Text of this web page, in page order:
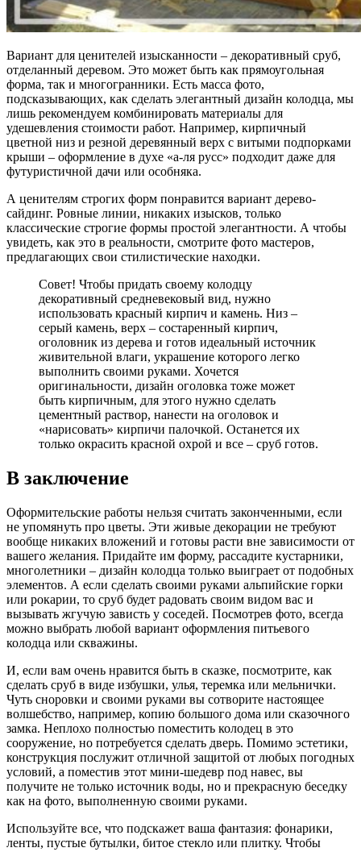
Вариант для ценителей изысканности – декоративный сруб,
отделанный деревом. Это может быть как прямоугольная
форма, так и многогранники. Есть масса фото,
подсказывающих, как сделать элегантный дизайн колодца, мы
лишь рекомендуем комбинировать материалы для
удешевления стоимости работ. Например, кирпичный
цветной низ и резной деревянный верх с витыми подпорками
крыши – оформление в духе «а-ля русс» подходит даже для
футуристичной дачи или особняка.
А ценителям строгих форм понравится вариант дерево-
сайдинг. Ровные линии, никаких изысков, только
классические строгие формы простой элегантности. А чтобы
увидеть, как это в реальности, смотрите фото мастеров,
предлагающих свои стилистические находки.
Совет! Чтобы придать своему колодцу
декоративный средневековый вид, нужно
использовать красный кирпич и камень. Низ –
серый камень, верх – состаренный кирпич,
оголовник из дерева и готов идеальный источник
живительной влаги, украшение которого легко
выполнить своими руками. Хочется
оригинальности, дизайн оголовка тоже может
быть кирпичным, для этого нужно сделать
цементный раствор, нанести на оголовок и
«нарисовать» кирпичи палочкой. Останется их
только окрасить красной охрой и все – сруб готов.
В заключение
Оформительские работы нельзя считать законченными, если
не упомянуть про цветы. Эти живые декорации не требуют
вообще никаких вложений и готовы расти вне зависимости от
вашего желания. Придайте им форму, рассадите кустарники,
многолетники – дизайн колодца только выиграет от подобных
элементов. А если сделать своими руками альпийские горки
или рокарии, то сруб будет радовать своим видом вас и
вызывать жгучую зависть у соседей. Посмотрев фото, всегда
можно выбрать любой вариант оформления питьевого
колодца или скважины.
И, если вам очень нравится быть в сказке, посмотрите, как
сделать сруб в виде избушки, улья, теремка или мельнички.
Чуть сноровки и своими руками вы сотворите настоящее
волшебство, например, копию большого дома или сказочного
замка. Неплохо полностью поместить колодец в это
сооружение, но потребуется сделать дверь. Помимо эстетики,
конструкция послужит отличной защитой от любых погодных
условий, а поместив этот мини-шедевр под навес, вы
получите не только источник воды, но и прекрасную беседку
как на фото, выполненную своими руками.
Используйте все, что подскажет ваша фантазия: фонарики,
ленты, пустые бутылки, битое стекло или плитку. Чтобы